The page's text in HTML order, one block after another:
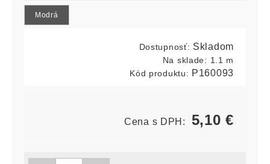
Modrá
Dostupnosť: Skladom
Na sklade: 1.1 m
Kód produktu: P160093
Cena s DPH: 5,10€